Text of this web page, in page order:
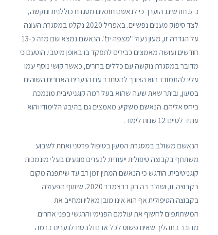
כ-5 חודשים. הוערך כי לנאשם תתאים מסגרת כוללנית ונוקשה,
לצד סיפוק מענים נפשיים. באפריל 2020 נקלט במסגרת העונה
על הגדרה זו, מעון נעול "מצפה ים". הנאשם נמצא שם מזה כ-13
חודשים ועושה מאמצים כבירים לתפקד בו באופן מיטבי. הוטעם כי
מדובר במסגרת נוקשה עם כללים ברורים, כאשר קושי נוסף עמו
עליו להתמודד הוא הצורך להסתדר עם הנערים האחרים השוהים
במעון, וביתר שאת שעה שהוא בעל רמה קוגניטיבית מונמכת
ביחס אליהם. הנאשם משקיע מאמצים גם בהיבט הלימודי והוא
עתיד לסיים 12 שנות לימוד.
הנאשם משולב במסגרת המעון בטיפול פרטני ואחת לשבוע
משתתף בקבוצה טיפולית ייעודית לנערים פוגעים בעלי מונמכות
קוגניטיבית. הודגש כי הנאשם המתין זמן רב עד שיתפנה מקום
בקבוצה זו, ושולב בה רק בדצמבר 2020. שיתוף הפעולה
בקבוצה הטיפולית אף הוא אינו מובן מאליו ומחייב את
המשתתפים לחשוף את עולמם הפנימי והרגשי בפני אחרים.
מדובר בתהליך שאינו פשוט לכל אדם ולבטח לנערים ברמה